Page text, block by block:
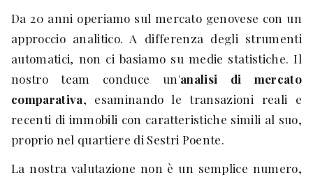
Da 20 anni operiamo sul mercato genovese con un
approccio analitico. A differenza degli strumenti
automatici, non ci basiamo su medie statistiche. Il
nostro team conduce un'analisi di mercato
comparativa, esaminando le transazioni reali e
recenti di immobili con caratteristiche simili al suo,
proprio nel quartiere di Sestri Poente.
La nostra valutazione non è un semplice numero,